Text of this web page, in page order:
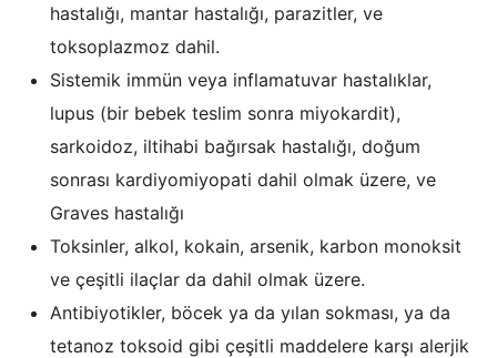
hastalığı, mantar hastalığı, parazitler, ve
toksoplazmoz dahil.
Sistemik immün veya inflamatuvar hastalıklar,
lupus (bir bebek teslim sonra miyokardit),
sarkoidoz, iltihabi bağırsak hastalığı, doğum
sonrası kardiyomiyopati dahil olmak üzere, ve
Graves hastalığı
Toksinler, alkol, kokain, arsenik, karbon monoksit
ve çeşitli ilaçlar da dahil olmak üzere.
Antibiyotikler, böcek ya da yılan sokması, ya da
tetanoz toksoid gibi çeşitli maddelere karşı alerjik